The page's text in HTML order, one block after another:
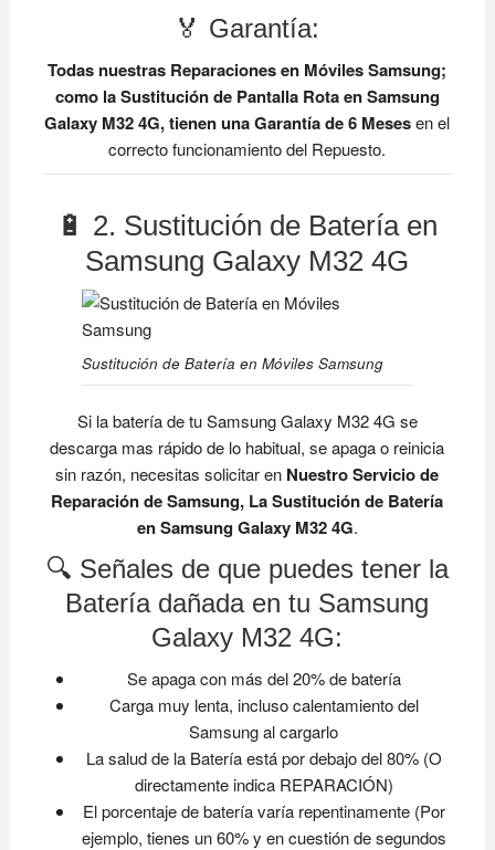
🏅 Garantía:
Todas nuestras Reparaciones en Móviles Samsung;
como la Sustitución de Pantalla Rota en Samsung
Galaxy M32 4G, tienen una Garantía de 6 Mesesen el
correcto funcionamiento del Repuesto.
🔋 2. Sustitución de Batería en
Samsung Galaxy M32 4G
Sustitución de Batería en Móviles Samsung
Si la batería de tu Samsung Galaxy M32 4G se
descarga mas rápido de lo habitual, se apaga o reinicia
sin razón, necesitas solicitar en Nuestro Servicio de
Reparación de Samsung, La Sustitución de Batería
en Samsung Galaxy M32 4G.
🔍 Señales de que puedes tener la
Batería dañada en tu Samsung
Galaxy M32 4G:
Se apaga con más del 20% de batería
Carga muy lenta, incluso calentamiento del
Samsung al cargarlo
La salud de la Batería está por debajo del 80% (O
directamente indica REPARACIÓN)
El porcentaje de batería varía repentinamente (Por
ejemplo, tienes un 60% y en cuestión de segundos